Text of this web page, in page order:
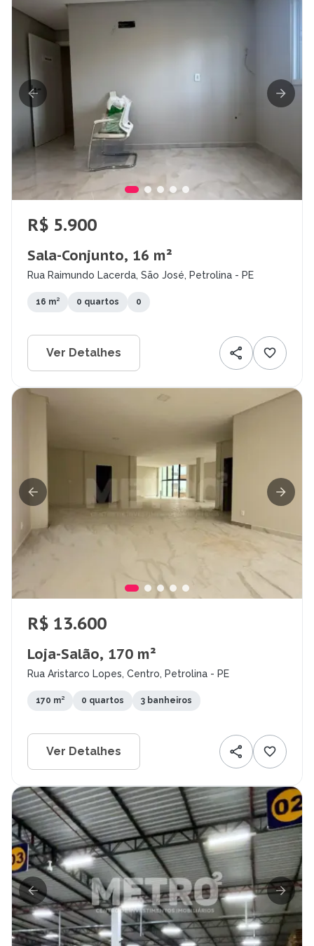
R$ 5.900
Sala-Conjunto, 16 m²
Rua Raimundo Lacerda, São José, Petrolina - PE
16 m² 0 quartos 0
Ver Detalhes
R$ 13.600
Loja-Salão, 170 m²
Rua Aristarco Lopes, Centro, Petrolina - PE
170 m² 0 quartos 3 banheiros
Ver Detalhes